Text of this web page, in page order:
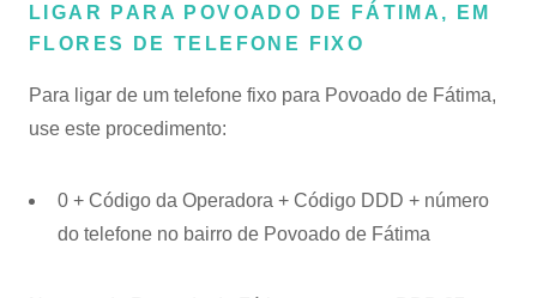
LIGAR PARA POVOADO DE FÁTIMA, EM
FLORES DE TELEFONE FIXO
Para ligar de um telefone fixo para Povoado de Fátima,
use este procedimento:
0 + Código da Operadora + Código DDD + número
do telefone no bairro de Povoado de Fátima